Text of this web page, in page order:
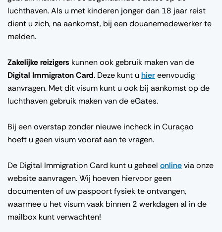
luchthaven. Als u met kinderen jonger dan 18 jaar reist
dient u zich, na aankomst, bij een douanemedewerker te
melden.
Zakelijke reizigers kunnen ook gebruik maken van de
Digital Immigraton Card. Deze kunt u hiereenvoudig
aanvragen. Met dit visum kunt u ook bij aankomst op de
luchthaven gebruik maken van de eGates.
Bij een overstap zonder nieuwe incheck in Curaçao
hoeft u geen visum vooraf aan te vragen.
De Digital Immigration Card kunt u geheel onlinevia onze
website aanvragen. Wij hoeven hiervoor geen
documenten of uw paspoort fysiek te ontvangen,
waarmee u het visum vaak binnen 2 werkdagen al in de
mailbox kunt verwachten!